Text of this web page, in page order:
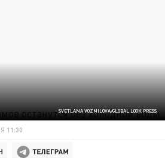
SVETLANA VOZMILOVA/GLOBAL LOOK PRESS
11:30